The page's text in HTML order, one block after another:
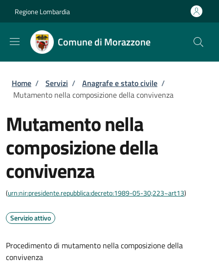
Regione Lombardia
Comune di Morazzone
Briciole di pane
Home / Servizi / Anagrafe e stato civile /
Mutamento nella composizione della convivenza
Mutamento nella
composizione della
convivenza
(urn:nir:presidente.repubblica:decreto:1989-05-30;223~art13)
Servizio attivo
Procedimento di mutamento nella composizione della
convivenza